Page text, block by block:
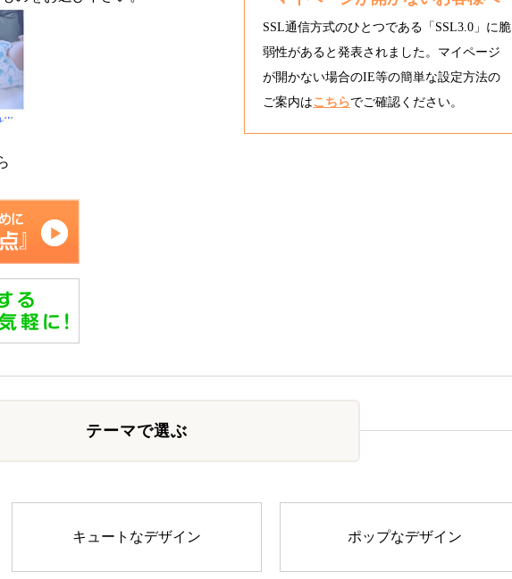
SSL通信方式のひとつである「SSL3.0」に脆
弱性があると発表されました。マイページ
が開かない場合のIE等の簡単な設定方法の
ご案内はこちらでご確認ください。
テーマで選ぶ
キュートなデザイン ポップなデザイン